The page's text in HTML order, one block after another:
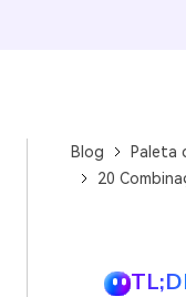
Blog
Paleta
20